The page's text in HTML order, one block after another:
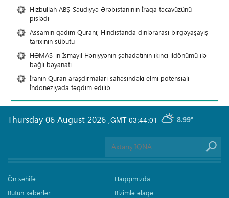
Hizbullah ABŞ-Səudiyyə Ərəbistanının İraqa təcavüzünü
pislədi
Assamın qədim Quranı; Hindistanda dinlərarası birgəyaşayış
tarixinin sübutu
HƏMAS-ın İsmayıl Həniyyənin şəhadətinin ikinci ildönümü ilə
bağlı bəyanatı
İranın Quran araşdırmaları sahəsindəki elmi potensialı
İndoneziyada təqdim edilib.
GMT-03:44:01 8.99°
Thursday 06 August 2026 ,
Ön səhifə
Bütün xəbərlər
Haqqımızda
Bizimlə əlaqə